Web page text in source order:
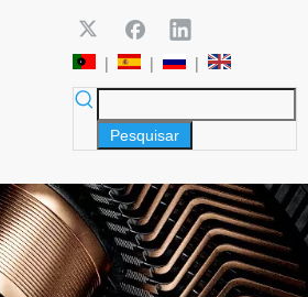
| | |
Pesquisar